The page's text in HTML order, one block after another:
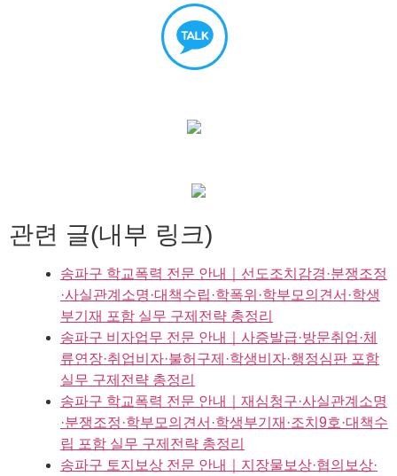
관련 글(내부 링크)
송파구 학교폭력 전문 안내｜선도조치감경·분쟁조정
·사실관계소명·대책수립·학폭위·학부모의견서·학생
부기재 포함 실무 구제전략 총정리
송파구 비자업무 전문 안내｜사증발급·방문취업·체
류연장·취업비자·불허구제·학생비자·행정심판 포함
실무 구제전략 총정리
송파구 학교폭력 전문 안내｜재심청구·사실관계소명
·분쟁조정·학부모의견서·학생부기재·조치9호·대책수
립 포함 실무 구제전략 총정리
송파구 토지보상 전문 안내｜지장물보상·협의보상·